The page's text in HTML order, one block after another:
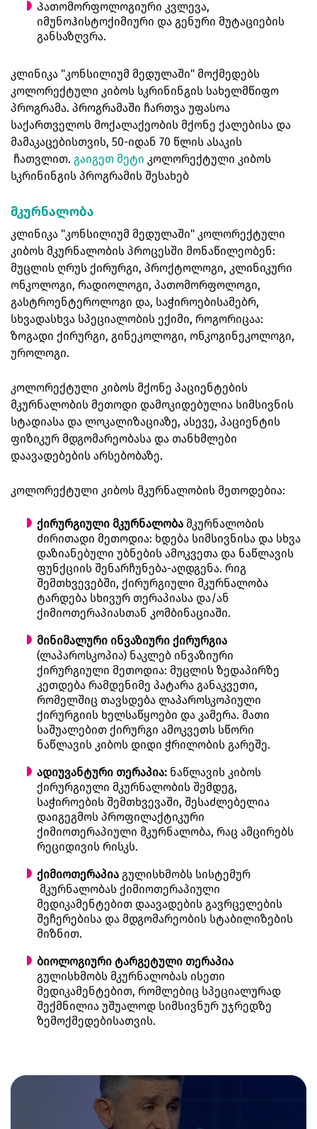
Პათომორფოლოგიური კვლევა,
იმუნოჰისტოქიმიური და გენური მუტაციების
განსაზღვრა.
კლინიკა "კონსილიუმ მედულაში" მოქმედებს
კოლორექტული კიბოს სკრინინგის სახელმწიფო
პროგრამა. პროგრამაში ჩართვა უფასოა
საქართველოს მოქალაქეობის მქონე ქალებისა და
მამაკაცებისთვის, 50-იდან 70 წლის ასაკის
ჩათვლით. გაიგეთ მეტი კოლორექტული კიბოს
სკრინინგის პროგრამის შესახებ
მკურნალობა
კლინიკა "კონსილიუმ მედულაში" კოლორექტული
კიბოს მკურნალობის პროცესში მონაწილეობენ:
მუცლის ღრუს ქირურგი, პროქტოლოგი, კლინიკური
ონკოლოგი, რადიოლოგი, პათომორფოლოგი,
გასტროენტეროლოგი და, საჭიროებისამებრ,
სხვადასხვა სპეციალობის ექიმი, როგორიცაა:
ზოგადი ქირურგი, გინეკოლოგი, ონკოგინეკოლოგი,
უროლოგი.
კოლორექტული კიბოს მქონე პაციენტების
მკურნალობის მეთოდი დამოკიდებულია სიმსივნის
სტადიასა და ლოკალიზაციაზე, ასევე, პაციენტის
ფიზიკურ მდგომარეობასა და თანხმლები
დაავადებების არსებობაზე.
კოლორექტული კიბოს მკურნალობის მეთოდებია:
ქირურგიული მკურნალობა მკურნალობის
ძირითადი მეთოდია: ხდება სიმსივნისა და სხვა
დაზიანებული უბნების ამოკვეთა და ნაწლავის
ფუნქციის შენარჩუნება-აღდგენა. რიგ
შემთხვევებში, ქირურგიული მკურნალობა
ტარდება სხივურ თერაპიასა და/ან
ქიმიოთერაპიასთან კომბინაციაში.
მინიმალური ინვაზიური ქირურგია
(ლაპაროსკოპია) ნაკლებ ინვაზიური
ქირურგიული მეთოდია: მუცლის ზედაპირზე
კეთდება რამდენიმე პატარა განაკვეთი,
რომელშიც თავსდება ლაპაროსკოპიული
ქირურგიის ხელსაწყოები და კამერა. მათი
საშუალებით ქირურგი ამოკვეთს სწორი
ნაწლავის კიბოს დიდი ჭრილობის გარეშე.
ადიუვანტური თერაპია: ნაწლავის კიბოს
ქირურგიული მკურნალობის შემდეგ,
საჭიროების შემთხვევაში, შესაძლებელია
დაიგეგმოს პროფილაქტიკური
ქიმიოთერაპიული მკურნალობა, რაც ამცირებს
რეციდივის რისკს.
ქიმიოთერაპია გულისხმობს სისტემურ
მკურნალობას ქიმიოთერაპიული
მედიკამენტებით დაავადების გავრცელების
შეჩერებისა და მდგომარეობის სტაბილიზების
მიზნით.
ბიოლოგიური ტარგეტული თერაპია
გულისხმობს მკურნალობას ისეთი
მედიკამენტებით, რომლებიც სპეციალურად
შექმნილია უშუალოდ სიმსივნურ უჯრედზე
ზემოქმედებისათვის.